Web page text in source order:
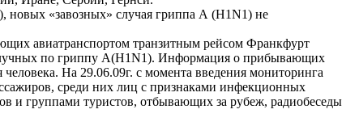
новых «завозных» случая гриппа А (H1N1) не
авиатранспортом транзитным рейсом Франкфурт
по гриппу А(H1N1). Информация о прибывающих
На 29.06.09г. с момента введения мониторинга
среди них лиц с признаками инфекционных
и группами туристов, отбывающих за рубеж, радиобеседы